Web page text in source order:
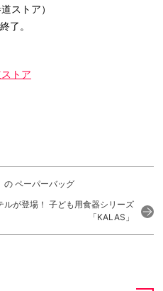
ストア）
了。
トア
の ペーパーバッグ
ルが登場！ 子ども用食器シリーズ
「KALAS」